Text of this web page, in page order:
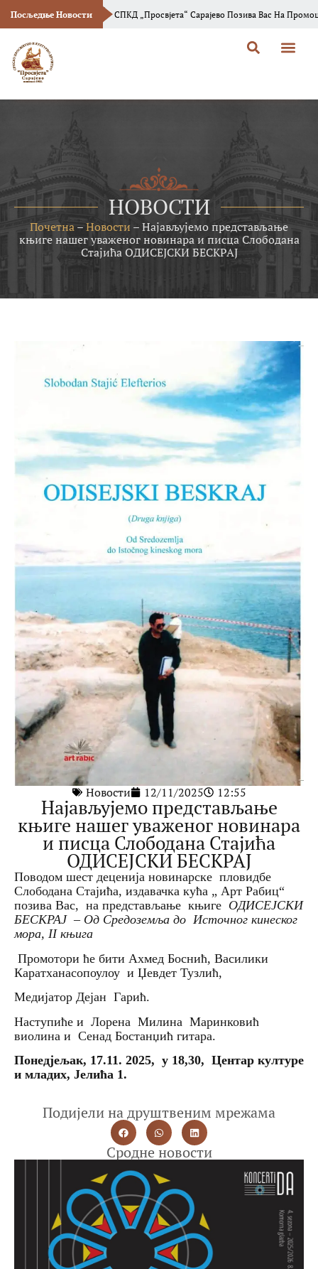
Посљедње НовостиСПКД „Просвјета“ Сарајево Позива Вас На Промоцију Новог
НОВОСТИ
Почетна–Новости –Најављујемо представљање
књиге нашег уваженог новинара и писца Слободана
Стајића ОДИСЕЈСКИ БЕСКРАЈ
Новости 12/11/2025 12:55
Најављујемо представљање
књиге нашег уваженог новинара
и писца Слободана Стајића
ОДИСЕЈСКИ БЕСКРАЈ
Поводом шест деценија новинарске пловидбе
Слободана Стајића, издавачка кућа „ Арт Рабиц“
позива Вас, на представљање књиге ОДИСЕЈСКИ
БЕСКРАЈ – Од Средоземља до Источног кинеског
мора, II књига
Промотори ће бити Ахмед Боснић, Василики
Каратханасопоулоу и Џевдет Тузлић,
Медијатор Дејан Гарић.
Наступиће и Лорена Милина Маринковић
виолина и Сенад Бостанџић гитара.
Понедјељак, 17.11. 2025, у 18,30, Центар културе
и младих, Јелића 1.
Подијели на друштвеним мрежама
Сродне новости